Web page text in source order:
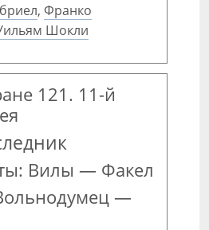
, Франко
Шокли
121. 11-й
Вилы — Факел
—